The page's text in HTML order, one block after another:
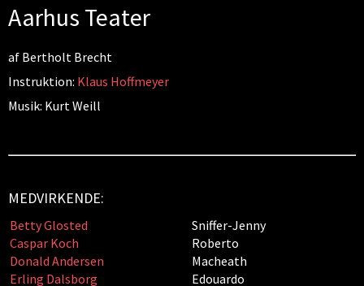
Aarhus Teater
af Bertholt Brecht
Instruktion: Klaus Hoffmeyer
Musik: Kurt Weill
MEDVIRKENDE:
Betty Glosted
Sniffer-Jenny
Caspar Koch
Roberto
Donald Andersen
Macheath
Erling Dalsborg
Edouardo